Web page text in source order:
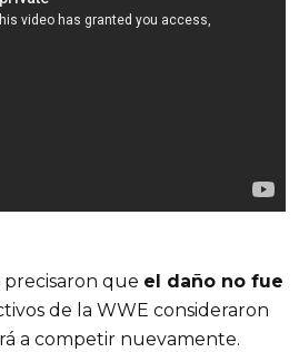
que el daño no fue
de la WWE consideraron
a competir nuevamente.